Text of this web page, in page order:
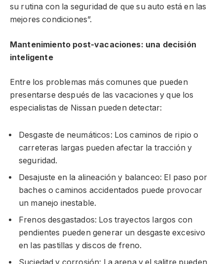
su rutina con la seguridad de que su auto está en las
mejores condiciones”.
Mantenimiento post-vacaciones: una decisión
inteligente
Entre los problemas más comunes que pueden
presentarse después de las vacaciones y que los
especialistas de Nissan pueden detectar:
Desgaste de neumáticos: Los caminos de ripio o
carreteras largas pueden afectar la tracción y
seguridad.
Desajuste en la alineación y balanceo: El paso por
baches o caminos accidentados puede provocar
un manejo inestable.
Frenos desgastados: Los trayectos largos con
pendientes pueden generar un desgaste excesivo
en las pastillas y discos de freno.